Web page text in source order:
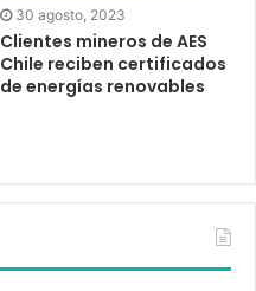
30 agosto, 2023
Clientes mineros de AES
Chile reciben certificados
de energías renovables